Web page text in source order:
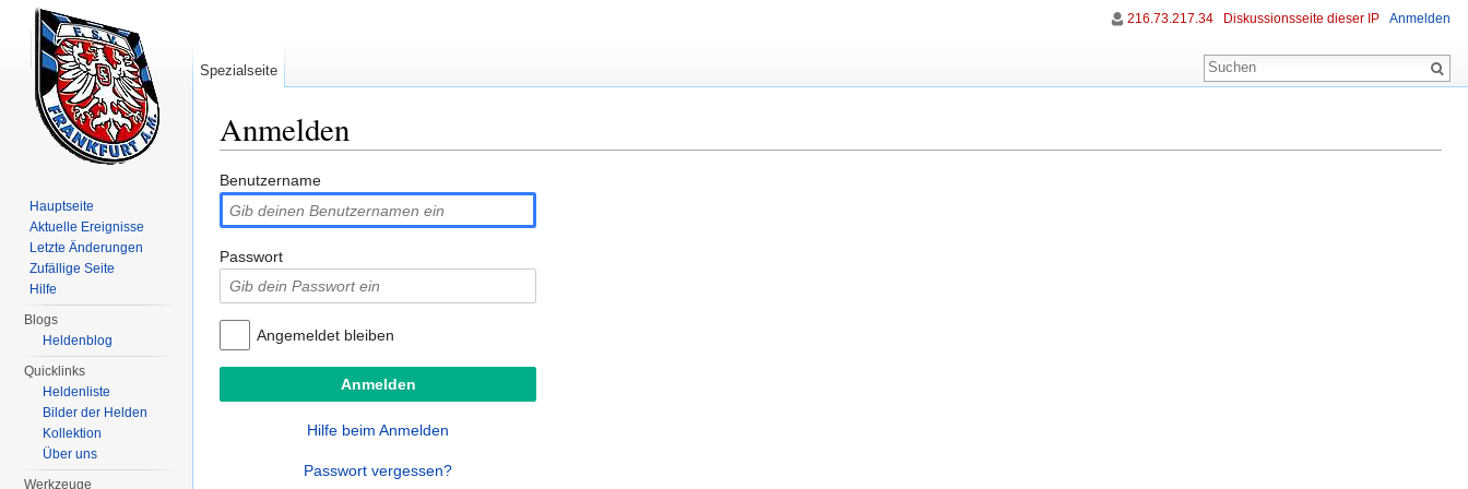
Anmelden
Benutzername
Passwort
Angemeldet bleiben
Hilfe beim Anmelden
Passwort vergessen?
216.73.217.34 Diskussionsseite dieser IP Anmelden
Spezialseite
Hauptseite
Aktuelle Ereignisse
Letzte Änderungen
Zufällige Seite
Hilfe
Blogs
Heldenblog
Quicklinks
Heldenliste
Bilder der Helden
Kollektion
Über uns
Werkzeuge